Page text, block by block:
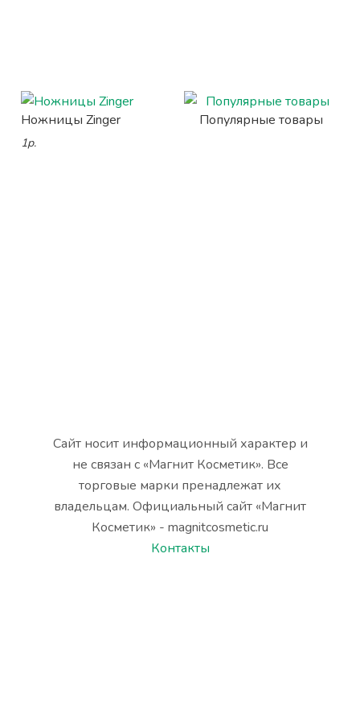
Ножницы Zinger
1р.
Популярные товары
Сайт носит информационный характер и
не связан с «Магнит Косметик». Все
торговые марки пренадлежат их
владельцам. Официальный сайт «Магнит
Косметик» - magnitcosmetic.ru
Контакты